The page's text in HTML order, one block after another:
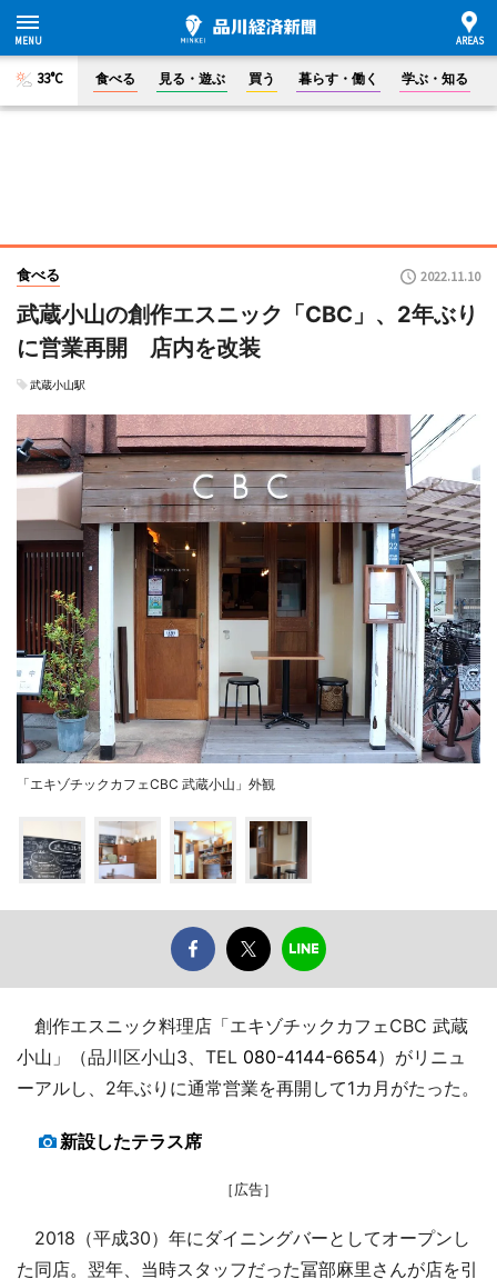
33°C 食べる 見る・遊ぶ 買う 暮らす・働く 学ぶ・知る
食べる 2022.11.10
武蔵小山の創作エスニック「CBC」、2年ぶり
に営業再開 店内を改装
武蔵小山駅
「エキゾチックカフェCBC 武蔵小山」外観
創作エスニック料理店「エキゾチックカフェCBC 武蔵
小山」（品川区小山3、TEL 080-4144-6654）がリニュ
ーアルし、2年ぶりに通常営業を再開して1カ月がたった。
新設したテラス席
［広告］
2018（平成30）年にダイニングバーとしてオープンし
た同店。翌年、当時スタッフだった冨部麻里さんが店を引